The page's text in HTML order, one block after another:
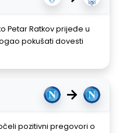
Petar Ratkov prijeđe u
pokušati dovesti
→
pozitivni pregovori o